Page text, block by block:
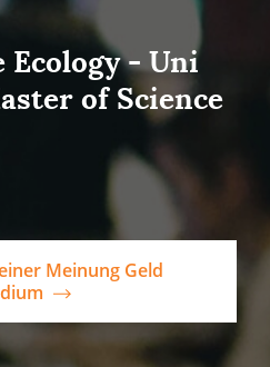
Ecology - Uni
of Science
Meinung Geld